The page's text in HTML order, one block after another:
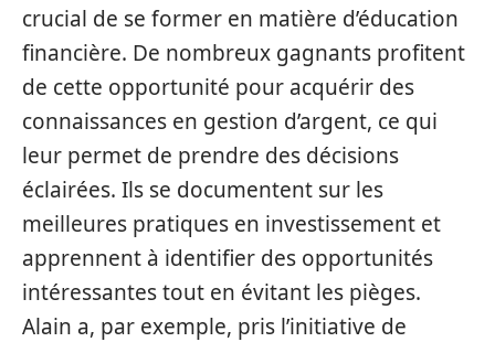
crucial de se former en matière d’éducation
financière. De nombreux gagnants profitent
de cette opportunité pour acquérir des
connaissances en gestion d’argent, ce qui
leur permet de prendre des décisions
éclairées. Ils se documentent sur les
meilleures pratiques en investissement et
apprennent à identifier des opportunités
intéressantes tout en évitant les pièges.
Alain a, par exemple, pris l’initiative de